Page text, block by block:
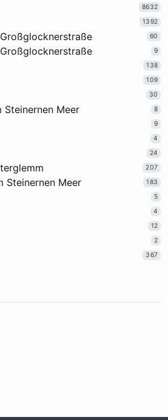
8632
1392
60
9
138
109
30
Steinernen Meer 8
9
4
24
207
Steinernen Meer 183
5
4
12
2
367